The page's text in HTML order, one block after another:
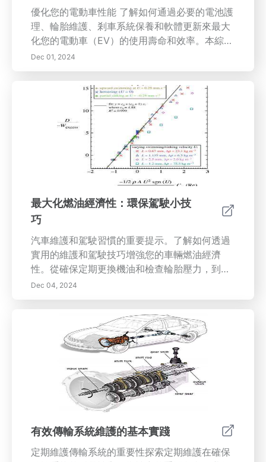
優化您的電動車性能 了解如何通過必要的電池護
理、輪胎維護、剎車系統保養和軟體更新來最大
化您的電動車（EV）的使用壽命和效率。本綜合
指南探討了電池化學的複雜性、最佳充電實踐以
及定期維護檢查的重要性。了解如何保持輪胎的
安全性和性能，理解剎車系統組件，識別問題跡
象，並建立DIY維護例程。保持對軟體更新和診
斷工具的了解，以保持您的電動車順利運行。定
期監測您的電池健康並利用專業服務可以防止昂
貴的維修並確保可靠的駕駛體驗。提升您的知
識，保持您的電動車處於最佳狀態！
Dec 01, 2024
最大化燃油經濟性：環保駕駛小技
巧
汽車維護和駕駛習慣的重要提示。了解如何透過
實用的維護和駕駛技巧增強您的車輛燃油經濟
性。從確保定期更換機油和檢查輪胎壓力，到採
用環保駕駛習慣，我們的指南提供了提升效率及
降低燃油成本所需的所有資訊。瞭解引擎性能監
耗的影響。規劃最佳路線，考慮天氣狀況，並利
用科技實現更智能的駕駛體驗。探索公共交通、
共乘及騎自行車等替代交通選擇，以進一步減少
碳足跡。遵循我們的見解，不僅可以省下油費，
還能為更可持續的環境做出貢獻。
Dec 04, 2024
有效傳輸系統維護的基本實踐
定期維護傳輸系統的重要性探索定期維護在確保